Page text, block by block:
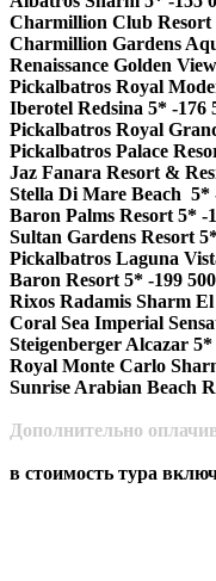
Charmillion Club Resort
Charmillion Gardens
Renaissance Golden
Pickalbatros Royal
Iberotel Redsina 5* -176
Pickalbatros Royal
Pickalbatros Palace
Jaz Fanara Resort &
Stella Di Mare Beach 5*
Baron Palms Resort 5* -
Sultan Gardens Resort
Pickalbatros Laguna
Baron Resort 5* -199 500
Rixos Radamis Sharm
Coral Sea Imperial
Steigenberger Alcazar 5*
Royal Monte Carlo
Sunrise Arabian Beach
Дополнительно
в стоимость тура